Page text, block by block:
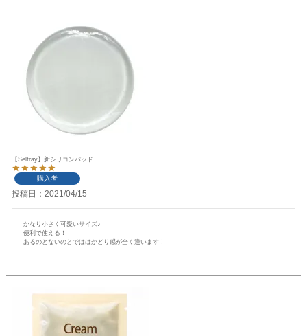
【Selfray】新シリコンパッド
購入者
投稿日 2021/04/15
かなり小さく可愛いサイズ♪
便利で使える！
あるのとないのとでははかどり感が全く違います！